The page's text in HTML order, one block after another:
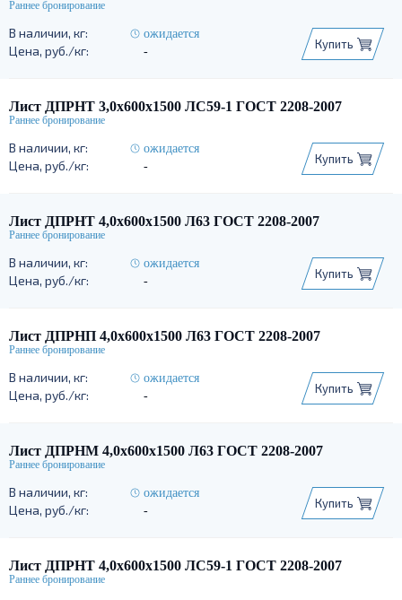
ожидается
-
Купить
Лист ДПРНТ 3,0х600х1500 ЛС59-1 ГОСТ 2208-2007
ожидается
-
Купить
Лист ДПРНТ 4,0х600х1500 Л63 ГОСТ 2208-2007
ожидается
-
Купить
Лист ДПРНП 4,0х600х1500 Л63 ГОСТ 2208-2007
ожидается
-
Купить
Лист ДПРНМ 4,0х600х1500 Л63 ГОСТ 2208-2007
ожидается
-
Купить
Лист ДПРНТ 4,0х600х1500 ЛС59-1 ГОСТ 2208-2007